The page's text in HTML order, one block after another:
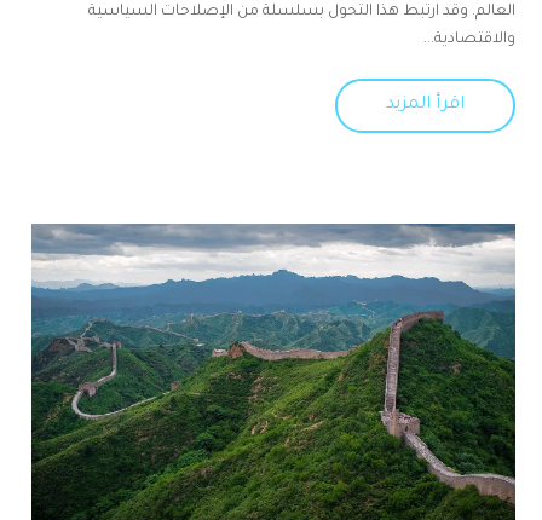
العالم. وقد ارتبط هذا التحول بسلسلة من الإصلاحات السياسية
والاقتصادية...
اقرأ المزيد